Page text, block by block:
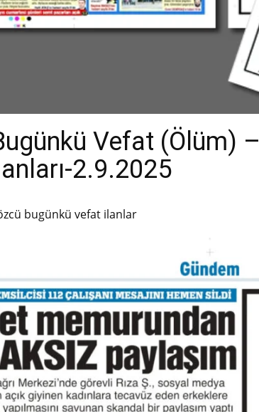
Vefat (Ölüm)
2.9.2025
bugünkü vefat ilanlar